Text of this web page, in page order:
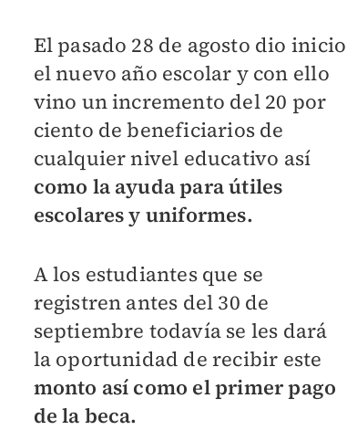
El pasado 28 de agosto dio inicio
el nuevo año escolar y con ello
vino un incremento del 20 por
ciento de beneficiarios de
cualquier nivel educativo así
como la ayuda para útiles
escolares y uniformes.
A los estudiantes que se
registren antes del 30 de
septiembre todavía se les dará
la oportunidad de recibir este
monto así como el primer pago
de la beca.